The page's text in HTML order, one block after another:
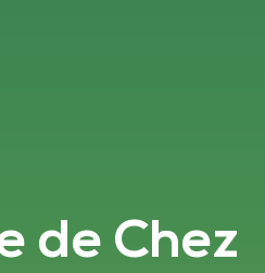
de Chez